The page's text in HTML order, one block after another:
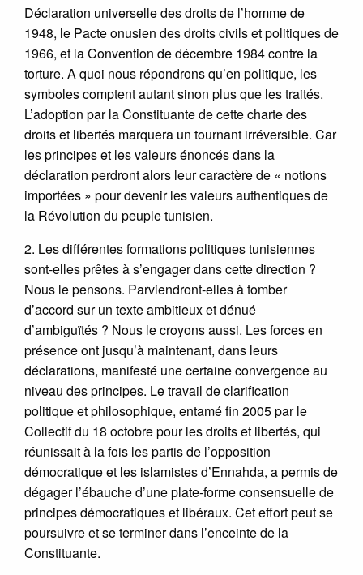
Déclaration universelle des droits de l’homme de
1948, le Pacte onusien des droits civils et politiques de
1966, et la Convention de décembre 1984 contre la
torture. A quoi nous répondrons qu’en politique, les
symboles comptent autant sinon plus que les traités.
L’adoption par la Constituante de cette charte des
droits et libertés marquera un tournant irréversible. Car
les principes et les valeurs énoncés dans la
déclaration perdront alors leur caractère de « notions
importées » pour devenir les valeurs authentiques de
la Révolution du peuple tunisien.
2. Les différentes formations politiques tunisiennes
sont-elles prêtes à s’engager dans cette direction ?
Nous le pensons. Parviendront-elles à tomber
d’accord sur un texte ambitieux et dénué
d’ambiguïtés ? Nous le croyons aussi. Les forces en
présence ont jusqu’à maintenant, dans leurs
déclarations, manifesté une certaine convergence au
niveau des principes. Le travail de clarification
politique et philosophique, entamé fin 2005 par le
Collectif du 18 octobre pour les droits et libertés, qui
réunissait à la fois les partis de l’opposition
démocratique et les islamistes d’Ennahda, a permis de
dégager l’ébauche d’une plate-forme consensuelle de
principes démocratiques et libéraux. Cet effort peut se
poursuivre et se terminer dans l’enceinte de la
Constituante.